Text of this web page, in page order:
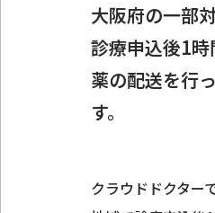
大阪府の一部
診療申込後1
薬の配送を行
す。
クラウドドクター